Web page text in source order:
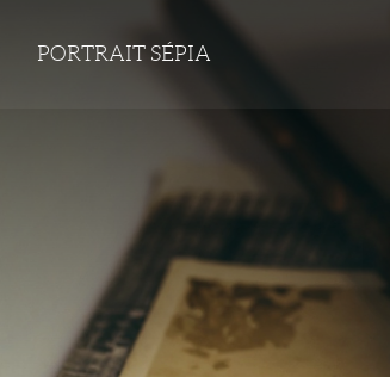
PORTRAIT SÉPIA